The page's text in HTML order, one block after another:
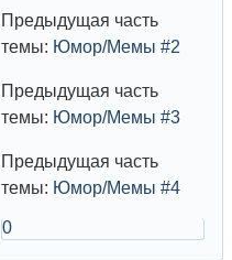
Предыдущая часть
темы: Юмор/Мемы #2
Предыдущая часть
темы: Юмор/Мемы #3
Предыдущая часть
темы: Юмор/Мемы #4
0